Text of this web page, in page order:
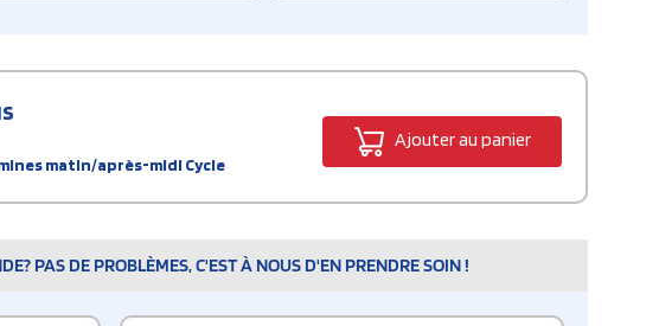
matin/après-midi Cycle
Ajouter au panier
PAS DE PROBLÈMES, C'EST À NOUS D'EN PRENDRE SOIN !